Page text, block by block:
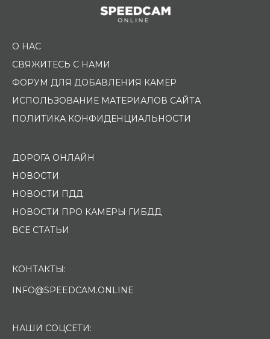
О НАС
СВЯЖИТЕСЬ С НАМИ
ФОРУМ ДЛЯ ДОБАВЛЕНИЯ КАМЕР
ИСПОЛЬЗОВАНИЕ МАТЕРИАЛОВ САЙТА
ПОЛИТИКА КОНФИДЕНЦИАЛЬНОСТИ
ДОРОГА ОНЛАЙН
НОВОСТИ
НОВОСТИ ПДД
НОВОСТИ ПРО КАМЕРЫ ГИБДД
ВСЕ СТАТЬИ
КОНТАКТЫ:
INFO@SPEEDCAM.ONLINE
НАШИ СОЦСЕТИ: